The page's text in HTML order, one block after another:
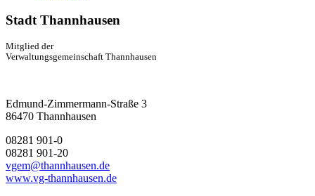
Stadt Thannhausen
Mitglied der
Verwaltungsgemeinschaft Thannhausen
Edmund-Zimmermann-Straße 3
86470 Thannhausen
08281 901-0
08281 901-20
vgem@thannhausen.de
www.vg-thannhausen.de